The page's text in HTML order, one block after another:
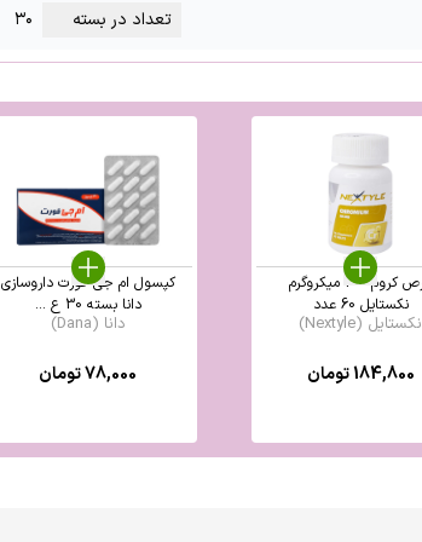
تعداد در بسته ۳۰
قرص کروم 200 میکروگرم
نکستایل 60 عدد
نکستایل (Nextyle)
184,800تومان
کپسول ام جی فورت داروسازی
دانا بسته 30 ع ...
دانا (Dana)
78,000تومان